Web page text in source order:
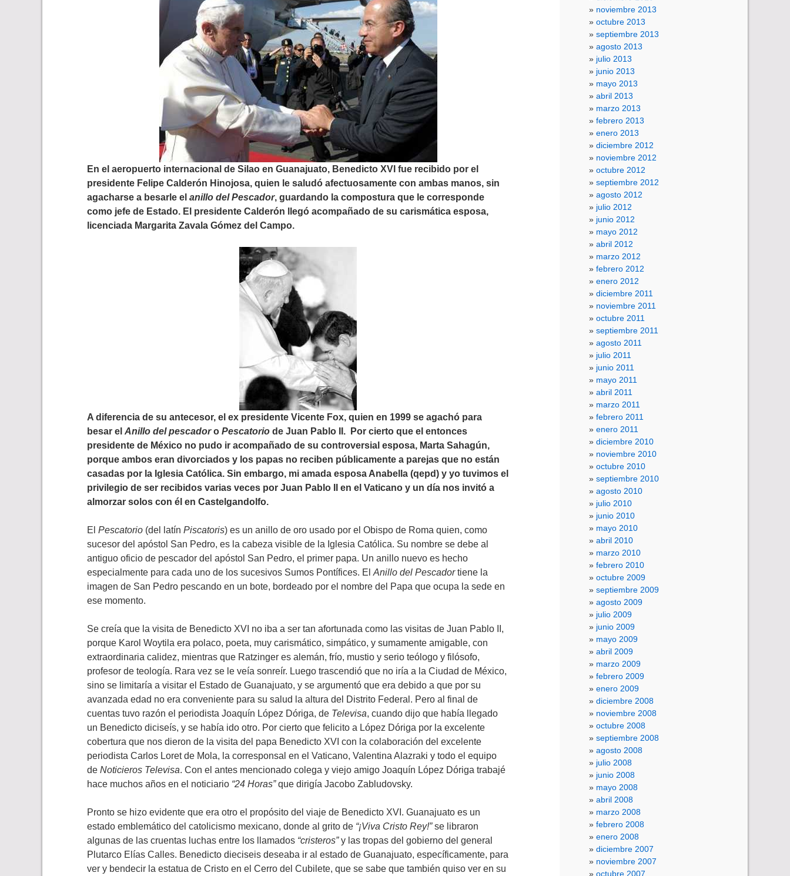
En el aeropuerto internacional de Silao en Guanajuato, Benedicto XVI fue recibido por el
presidente Felipe Calderón Hinojosa, quien le saludó afectuosamente con ambas manos, sin
agacharse a besarle el anillo del Pescador, guardando la compostura que le corresponde
como jefe de Estado. El presidente Calderón llegó acompañado de su carismática esposa,
licenciada Margarita Zavala Gómez del Campo.
A diferencia de su antecesor, el ex presidente Vicente Fox, quien en 1999 se agachó para
besar el Anillo del pescadoro Pescatorio de Juan Pablo II.
Por cierto que el entonces
presidente de México no pudo ir acompañado de su controversial esposa, Marta Sahagún,
porque ambos eran divorciados y los papas no reciben públicamente a parejas que no están
casadas por la Iglesia Católica. Sin embargo, mi amada esposa Anabella (qepd) y yo tuvimos el
privilegio de ser recibidos varias veces por Juan Pablo II en el Vaticano y un día nos invitó a
almorzar solos con él en Castelgandolfo.
El Pescatorio (del latín Piscatoris) es un anillo de oro usado por el Obispo de Roma quien, como
sucesor del apóstol San Pedro, es la cabeza visible de la Iglesia Católica. Su nombre se debe al
antiguo oficio de pescador del apóstol San Pedro, el primer papa. Un anillo nuevo es hecho
especialmente para cada uno de los sucesivos Sumos Pontífices. El Anillo del Pescadortiene la
imagen de San Pedro pescando en un bote, bordeado por el nombre del Papa que ocupa la sede en
ese momento.
Se creía que la visita de Benedicto XVI no iba a ser tan afortunada como las visitas de Juan Pablo II,
porque Karol Woytila era polaco, poeta, muy carismático, simpático, y sumamente amigable, con
extraordinaria calidez, mientras que Ratzinger es alemán, frío, mustio y serio teólogo y filósofo,
profesor de teología. Rara vez se le veía sonreír. Luego trascendió que no iría a la Ciudad de México,
sino se limitaría a visitar el Estado de Guanajuato, y se argumentó que era debido a que por su
avanzada edad no era conveniente para su salud la altura del Distrito Federal. Pero al final de
cuentas tuvo razón el periodista Joaquín López Dóriga, de Televisa, cuando dijo que había llegado
un Benedicto diciseís, y se había ido otro. Por cierto que felicito a López Dóriga por la excelente
cobertura que nos dieron de la visita del papa Benedicto XVI con la colaboración del excelente
periodista Carlos Loret de Mola, la corresponsal en el Vaticano, Valentina Alazraki y todo el equipo
de Noticieros Televisa. Con el antes mencionado colega y viejo amigo Joaquín López Dóriga trabajé
hace muchos años en el noticiario “24 Horas”que dirigía Jacobo Zabludovsky.
Pronto se hizo evidente que era otro el propósito del viaje de Benedicto XVI. Guanajuato es un
estado emblemático del catolicismo mexicano, donde al grito de “¡Viva Cristo Rey!”se libraron
algunas de las cruentas luchas entre los llamados “cristeros”y las tropas del gobierno del general
Plutarco Elías Calles. Benedicto dieciseis deseaba ir al estado de Guanajuato, específicamente, para
ver y bendecir la estatua de Cristo en el Cerro del Cubilete, que se sabe que también quiso ver en su
noviembre 2013
octubre 2013
septiembre 2013
agosto 2013
julio 2013
junio 2013
mayo 2013
abril 2013
marzo 2013
febrero 2013
enero 2013
diciembre 2012
noviembre 2012
octubre 2012
septiembre 2012
agosto 2012
julio 2012
junio 2012
mayo 2012
abril 2012
marzo 2012
febrero 2012
enero 2012
diciembre 2011
noviembre 2011
octubre 2011
septiembre 2011
agosto 2011
julio 2011
junio 2011
mayo 2011
abril 2011
marzo 2011
febrero 2011
enero 2011
diciembre 2010
noviembre 2010
octubre 2010
septiembre 2010
agosto 2010
julio 2010
junio 2010
mayo 2010
abril 2010
marzo 2010
febrero 2010
octubre 2009
septiembre 2009
agosto 2009
julio 2009
junio 2009
mayo 2009
abril 2009
marzo 2009
febrero 2009
enero 2009
diciembre 2008
noviembre 2008
octubre 2008
septiembre 2008
agosto 2008
julio 2008
junio 2008
mayo 2008
abril 2008
marzo 2008
febrero 2008
enero 2008
diciembre 2007
noviembre 2007
octubre 2007